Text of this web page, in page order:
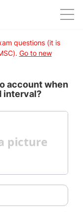
questions (it is
Go to new
account when
interval?